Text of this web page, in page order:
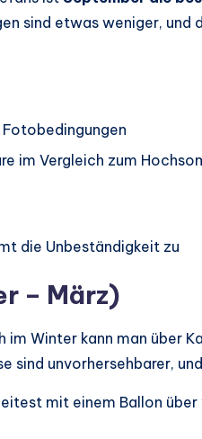
sind etwas weniger, und
im Vergleich zum
die Unbeständigkeit zu
– März)
im Winter kann man über
sind unvorhersehbarer,
mit einem Ballon